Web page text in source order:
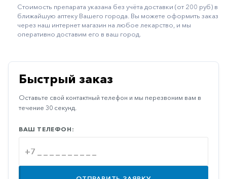
Остеопороз
Офтальмология
Противовирусные
Противовоспалительные
Противоопухолевые
Противоподагрические
Противорвотные
Стоимость препарата указана без учёта доставки (от 200 руб) в
ближайшую аптеку Вашего города. Вы можете оформить заказ
через наш интернет магазин на любое лекарство, и мы
оперативно доставим его в ваш город.
Быстрый заказ
Оставьте свой контактный телефон и мы перезвоним вам в
течение 30 секунд.
ВАШ ТЕЛЕФОН: